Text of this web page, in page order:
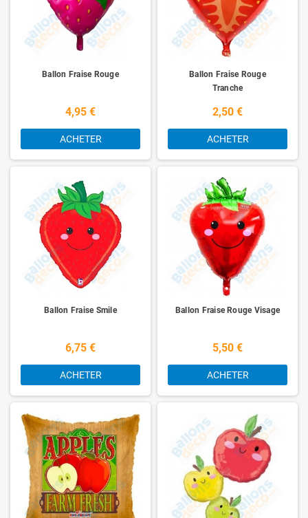
Ballon Fraise Rouge
4,95 €
ACHETER
Ballon Fraise Rouge
Tranche
2,50 €
ACHETER
Ballon Fraise Smile
6,75 €
ACHETER
Ballon Fraise Rouge Visage
5,50 €
ACHETER